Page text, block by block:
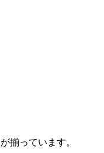
揃っています。